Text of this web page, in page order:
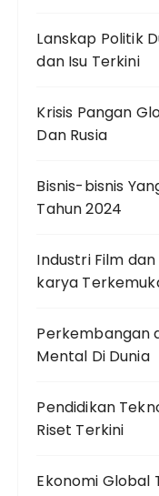
Lanskap Politik
dan Isu Terkini
Krisis Pangan
Dan Rusia
Bisnis-bisnis
Tahun 2024
Industri Film
karya
Perkembangan
Mental Di Dunia
Pendidikan
Riset Terkini
Ekonomi Global